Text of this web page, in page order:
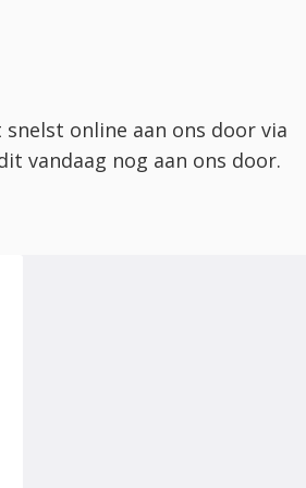
online aan ons door via
vandaag nog aan ons door.